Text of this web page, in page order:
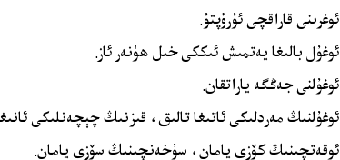
ئوغرىنى قاراقچى ئۇرۇپتۇ.
ئوغۇل بالىغا يەتمىش ئىككى خىل ھۈنەر ئاز.
ئوغۇلنى جەڭگە ياراتقان.
ئوغۇلنىڭ مەردلىكى ئاتىغا تالىق، قىزنىڭ چېچەنلىكى
ئوقەتچىنىڭ كۆزى يامان، سۇخەنچىنىڭ سۆزى يامان.